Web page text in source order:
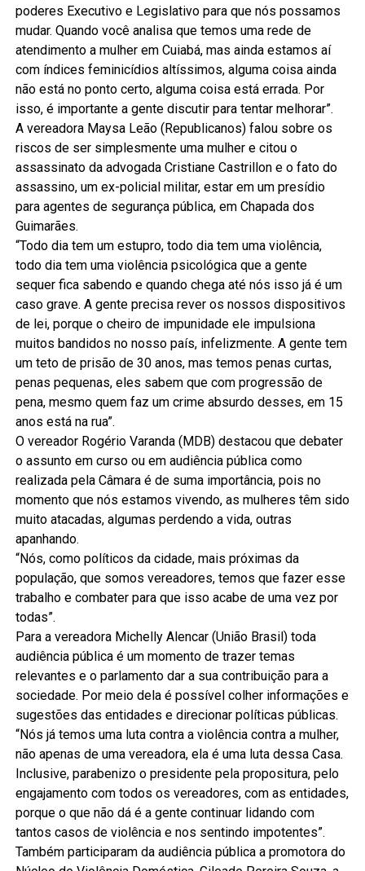
poderes Executivo e Legislativo para que nós possamos
mudar. Quando você analisa que temos uma rede de
atendimento a mulher em Cuiabá, mas ainda estamos aí
com índices feminicídios altíssimos, alguma coisa ainda
não está no ponto certo, alguma coisa está errada. Por
isso, é importante a gente discutir para tentar melhorar”.
A vereadora Maysa Leão (Republicanos) falou sobre os
riscos de ser simplesmente uma mulher e citou o
assassinato da advogada Cristiane Castrillon e o fato do
assassino, um ex-policial militar, estar em um presídio
para agentes de segurança pública, em Chapada dos
Guimarães.
“Todo dia tem um estupro, todo dia tem uma violência,
todo dia tem uma violência psicológica que a gente
sequer fica sabendo e quando chega até nós isso já é um
caso grave. A gente precisa rever os nossos dispositivos
de lei, porque o cheiro de impunidade ele impulsiona
muitos bandidos no nosso país, infelizmente. A gente tem
um teto de prisão de 30 anos, mas temos penas curtas,
penas pequenas, eles sabem que com progressão de
pena, mesmo quem faz um crime absurdo desses, em 15
anos está na rua”.
O vereador Rogério Varanda (MDB) destacou que debater
o assunto em curso ou em audiência pública como
realizada pela Câmara é de suma importância, pois no
momento que nós estamos vivendo, as mulheres têm sido
muito atacadas, algumas perdendo a vida, outras
apanhando.
“Nós, como políticos da cidade, mais próximas da
população, que somos vereadores, temos que fazer esse
trabalho e combater para que isso acabe de uma vez por
todas”.
Para a vereadora Michelly Alencar (União Brasil) toda
audiência pública é um momento de trazer temas
relevantes e o parlamento dar a sua contribuição para a
sociedade. Por meio dela é possível colher informações e
sugestões das entidades e direcionar políticas públicas.
“Nós já temos uma luta contra a violência contra a mulher,
não apenas de uma vereadora, ela é uma luta dessa Casa.
Inclusive, parabenizo o presidente pela propositura, pelo
engajamento com todos os vereadores, com as entidades,
porque o que não dá é a gente continuar lidando com
tantos casos de violência e nos sentindo impotentes”.
Também participaram da audiência pública a promotora do